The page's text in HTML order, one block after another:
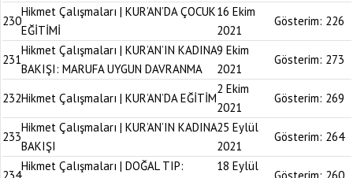
230
Hikmet Çalışmaları | KUR’AN’DA ÇOCUK
EĞİTİMİ
16 Ekim
2021
Gösterim: 226
231
Hikmet Çalışmaları | KUR’AN’IN KADINA
BAKIŞI: MARUFA UYGUN DAVRANMA
9 Ekim
2021
Gösterim: 273
232Hikmet Çalışmaları | KUR’AN’DA EĞİTİM
2 Ekim
2021
Gösterim: 269
233
Hikmet Çalışmaları | KUR’AN’IN KADINA
BAKIŞI
25 Eylül
2021
Gösterim: 264
Hikmet Çalışmaları | DOĞAL TIP:
18 Eylül